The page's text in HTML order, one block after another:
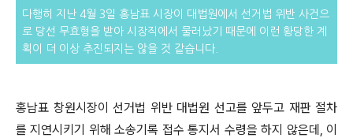
다행히 지난 4월 3일 홍남표 시장이 대법원에서 선거법 위반 사건으
로 당선 무효형을 받아 시장직에서 물러났기 때문에 이런 황당한 계
획이 더 이상 추진되지는 않을 것 같습니다.
홍남표 창원시장이 선거법 위반 대법원 선고를 앞두고 재판 절차
를 지연시키기 위해 소송기록 접수 통지서 수령을 하지 않은데, 이